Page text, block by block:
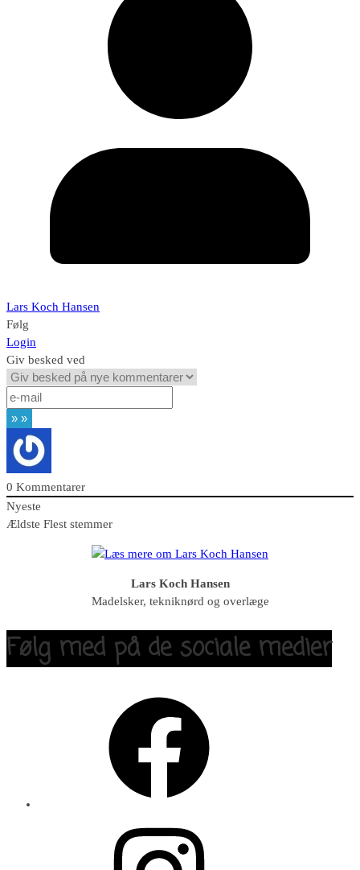
Lars Koch Hansen
Følg
Login
Giv besked ved
0 Kommentarer
Nyeste
Ældste Flest stemmer
Lars Koch Hansen
Madelsker, tekniknørd og overlæge
Følg med på de sociale medier